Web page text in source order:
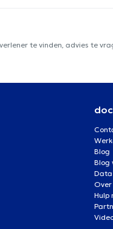
te vinden, advies te
Blog
Blog
Over
Hulp